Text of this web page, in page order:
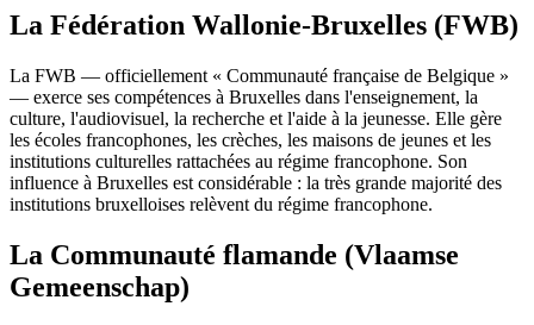
La Fédération Wallonie-Bruxelles (FWB)
La FWB — officiellement « Communauté française de Belgique »
— exerce ses compétences à Bruxelles dans l'enseignement, la
culture, l'audiovisuel, la recherche et l'aide à la jeunesse. Elle gère
les écoles francophones, les crèches, les maisons de jeunes et les
institutions culturelles rattachées au régime francophone. Son
influence à Bruxelles est considérable : la très grande majorité des
institutions bruxelloises relèvent du régime francophone.
La Communauté flamande (Vlaamse
Gemeenschap)